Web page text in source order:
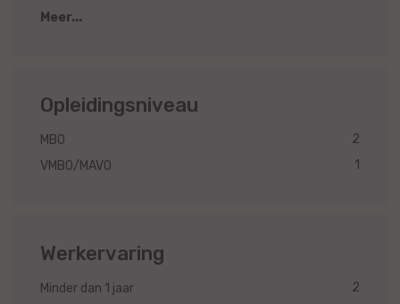
Meer...
Opleidingsniveau
MBO
2
VMBO/MAVO
1
Werkervaring
Minder dan 1 jaar
2